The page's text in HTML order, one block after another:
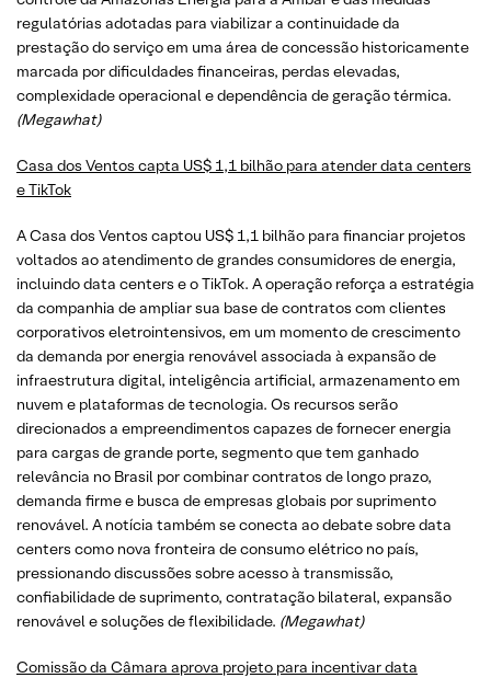
regulatórias adotadas para viabilizar a continuidade da
prestação do serviço em uma área de concessão historicamente
marcada por dificuldades financeiras, perdas elevadas,
complexidade operacional e dependência de geração térmica.
(Megawhat)
Casa dos Ventos capta US$ 1,1 bilhão para atender data centers
e TikTok
A Casa dos Ventos captou US$ 1,1 bilhão para financiar projetos
voltados ao atendimento de grandes consumidores de energia,
incluindo data centers e o TikTok. A operação reforça a estratégia
da companhia de ampliar sua base de contratos com clientes
corporativos eletrointensivos, em um momento de crescimento
da demanda por energia renovável associada à expansão de
infraestrutura digital, inteligência artificial, armazenamento em
nuvem e plataformas de tecnologia. Os recursos serão
direcionados a empreendimentos capazes de fornecer energia
para cargas de grande porte, segmento que tem ganhado
relevância no Brasil por combinar contratos de longo prazo,
demanda firme e busca de empresas globais por suprimento
renovável. A notícia também se conecta ao debate sobre data
centers como nova fronteira de consumo elétrico no país,
pressionando discussões sobre acesso à transmissão,
confiabilidade de suprimento, contratação bilateral, expansão
renovável e soluções de flexibilidade. (Megawhat)
Comissão da Câmara aprova projeto para incentivar data